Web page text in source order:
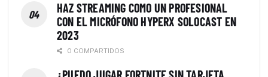
HAZ STREAMING COMO UN PROFESIONAL
CON EL MICRÓFONO HYPERX SOLOCAST EN
2023
0 COMPARTIDOS